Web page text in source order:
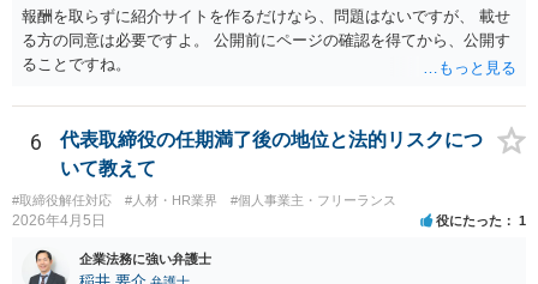
報酬を取らずに紹介サイトを作るだけなら、問題はないですが、 載せ
る方の同意は必要ですよ。 公開前にページの確認を得てから、公開す
ることですね。
6
代表取締役の任期満了後の地位と法的リスクにつ
いて教えて
#取締役解任対応 #人材・HR業界 #個人事業主・フリーランス
2026年4月5日 役にたった 1
企業法務に強い弁護士
稲井 要介 弁護士